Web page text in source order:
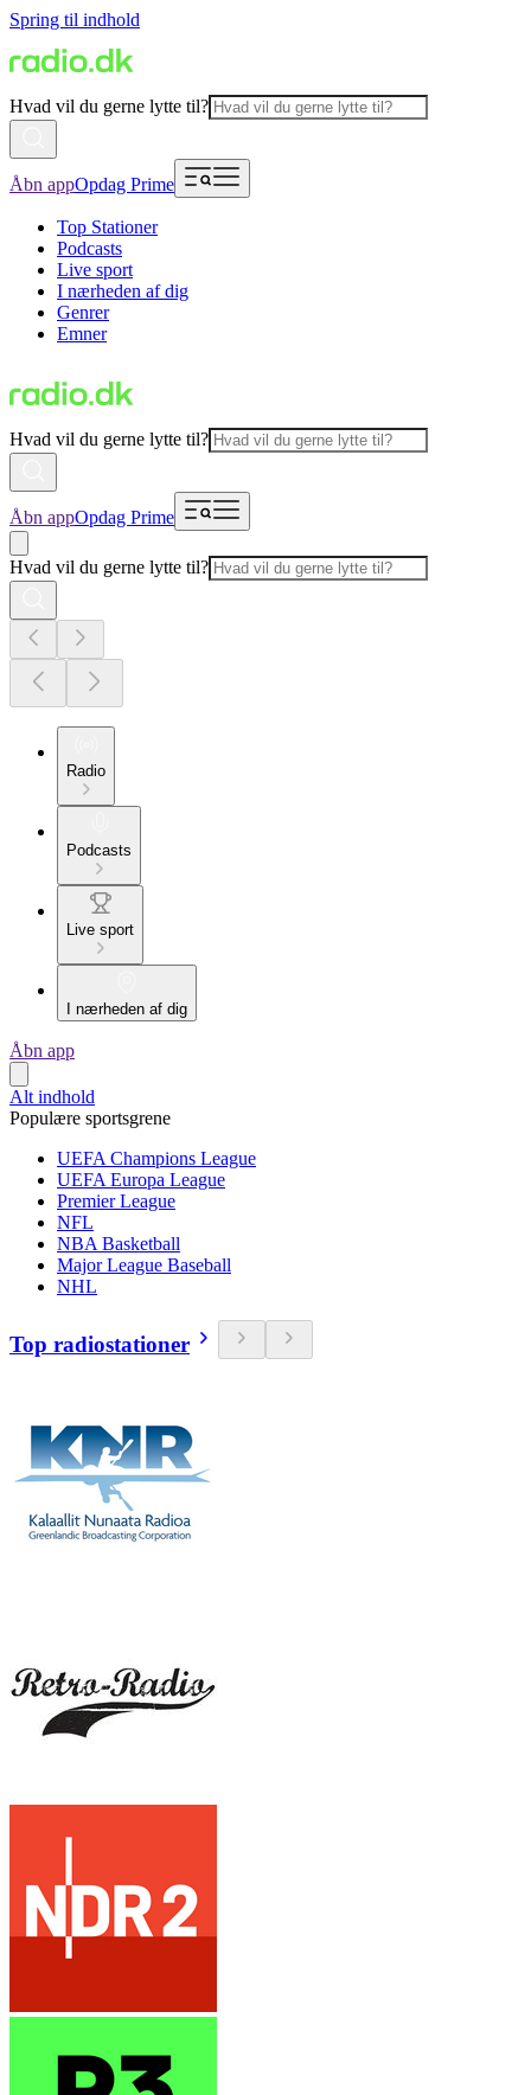
Spring til indhold
Hvad vil du gerne lytte til?
Åbn appOpdag Prime
Top Stationer
Podcasts
Live sport
I nærheden af dig
Genrer
Emner
Hvad vil du gerne lytte til?
Åbn appOpdag Prime
Hvad vil du gerne lytte til?
Radio
Podcasts
Live sport
I nærheden af dig
Åbn app
Alt indhold
Populære sportsgrene
UEFA Champions League
UEFA Europa League
Premier League
NFL
NBA Basketball
Major League Baseball
NHL
Top radiostationer